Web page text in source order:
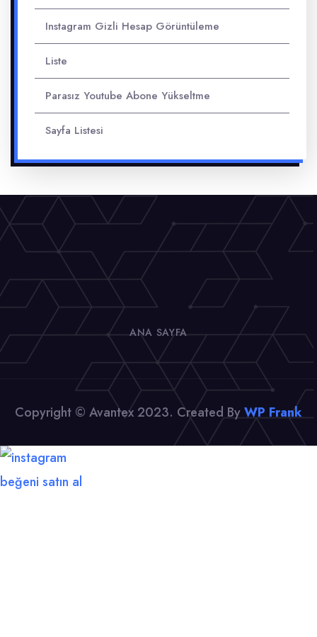
Instagram Gizli Hesap Görüntüleme
Liste
Parasız Youtube Abone Yükseltme
Sayfa Listesi
ANA SAYFA
Copyright © Avantex 2023. Created ByWP Frank